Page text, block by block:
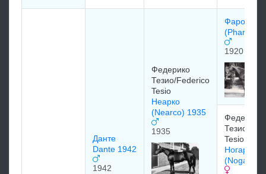
Данте
Dante 1942
1942
Федерико
Тезио/Federico
Tesio
Неарко
(Nearco) 1935
1935
Фарос
(Pharos)
1920
Федерико
Тезио/
Tesio
Ногара
(Nogara)